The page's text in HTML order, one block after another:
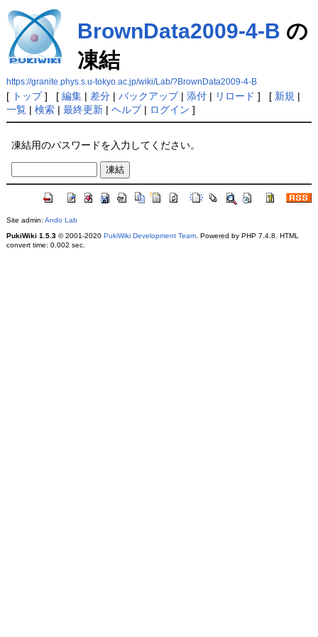
BrownData2009-4-B の
凍結
https://granite.phys.s.u-tokyo.ac.jp/wiki/Lab/?BrownData2009-4-B
[ トップ] [ 編集| 差分| バックアップ| 添付| リロード ] [ 新規 |
一覧| 検索| 最終更新| ヘルプ| ログイン ]
凍結用のパスワードを入力してください。
Site admin: Ando Lab
PukiWiki 1.5.3© 2001-2020 PukiWiki Development Team. Powered by PHP 7.4.8. HTML
convert time: 0.002 sec.